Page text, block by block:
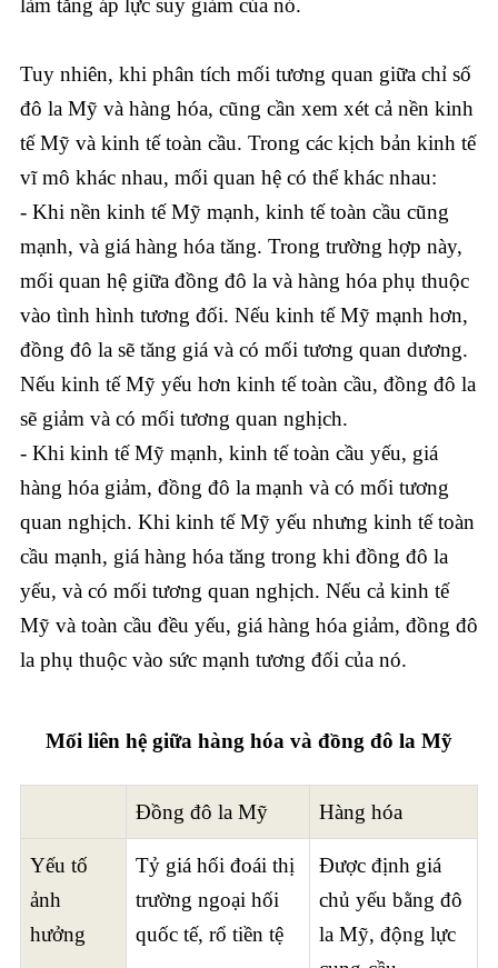
làm tăng áp lực suy giảm của nó.
Tuy nhiên, khi phân tích mối tương quan giữa chỉ số
đô la Mỹ và hàng hóa, cũng cần xem xét cả nền kinh
tế Mỹ và kinh tế toàn cầu. Trong các kịch bản kinh tế
vĩ mô khác nhau, mối quan hệ có thể khác nhau:
- Khi nền kinh tế Mỹ mạnh, kinh tế toàn cầu cũng
mạnh, và giá hàng hóa tăng. Trong trường hợp này,
mối quan hệ giữa đồng đô la và hàng hóa phụ thuộc
vào tình hình tương đối. Nếu kinh tế Mỹ mạnh hơn,
đồng đô la sẽ tăng giá và có mối tương quan dương.
Nếu kinh tế Mỹ yếu hơn kinh tế toàn cầu, đồng đô la
sẽ giảm và có mối tương quan nghịch.
- Khi kinh tế Mỹ mạnh, kinh tế toàn cầu yếu, giá
hàng hóa giảm, đồng đô la mạnh và có mối tương
quan nghịch. Khi kinh tế Mỹ yếu nhưng kinh tế toàn
cầu mạnh, giá hàng hóa tăng trong khi đồng đô la
yếu, và có mối tương quan nghịch. Nếu cả kinh tế
Mỹ và toàn cầu đều yếu, giá hàng hóa giảm, đồng đô
la phụ thuộc vào sức mạnh tương đối của nó.
Mối liên hệ giữa hàng hóa và đồng đô la Mỹ
Đồng đô la Mỹ Hàng hóa
Yếu tố
ảnh
hưởng
Tỷ giá hối đoái thị
trường ngoại hối
quốc tế, rổ tiền tệ
Được định giá
chủ yếu bằng đô
la Mỹ, động lực